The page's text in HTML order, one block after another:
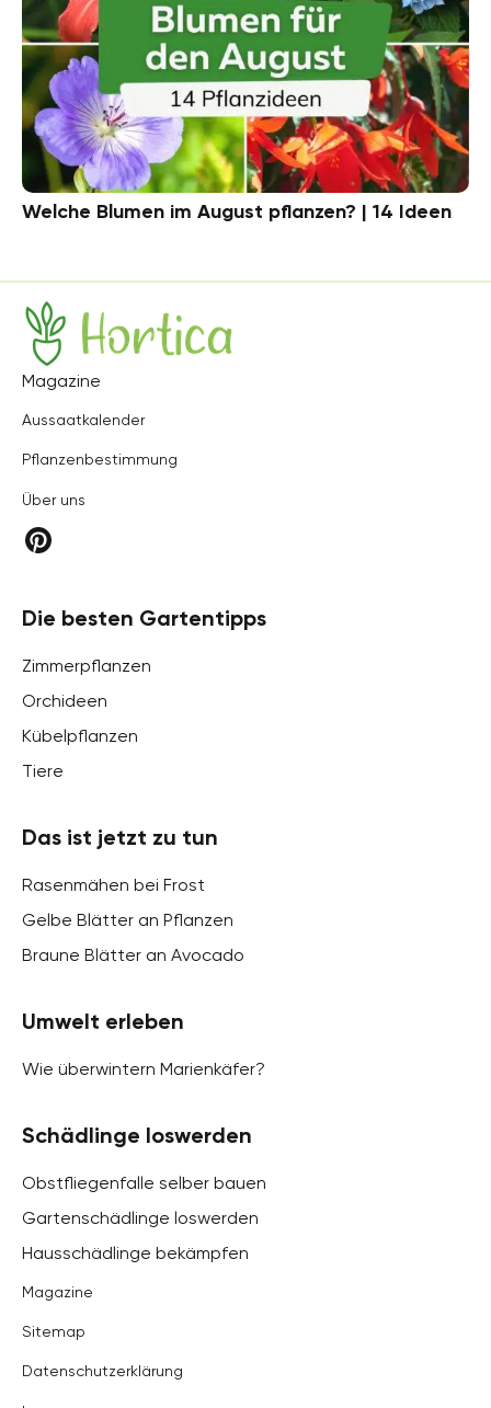
Welche Blumen im August pflanzen? | 14 Ideen
Hortica
Magazine
Aussaatkalender
Pflanzenbestimmung
Über uns
Die besten Gartentipps
Zimmerpflanzen
Orchideen
Kübelpflanzen
Tiere
Das ist jetzt zu tun
Rasenmähen bei Frost
Gelbe Blätter an Pflanzen
Braune Blätter an Avocado
Umwelt erleben
Wie überwintern Marienkäfer?
Schädlinge loswerden
Obstfliegenfalle selber bauen
Gartenschädlinge loswerden
Hausschädlinge bekämpfen
Magazine
Sitemap
Datenschutzerklärung